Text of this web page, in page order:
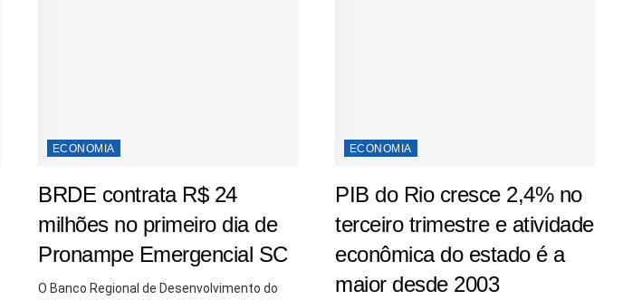
ECONOMIA
BRDE contrata R$ 24
milhões no primeiro dia de
Pronampe Emergencial SC
O Banco Regional de Desenvolvimento do
ECONOMIA
PIB do Rio cresce 2,4% no
terceiro trimestre e atividade
econômica do estado é a
maior desde 2003